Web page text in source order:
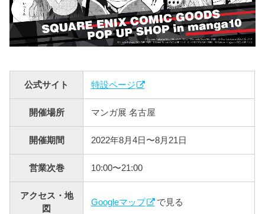
公式サイト 特設ページ
開催場所 マンガ展 名古屋
開催期間 2022年8月4日〜8月21日
営業次巻 10:00〜21:00
アクセス・地
図
Googleマップ で見る